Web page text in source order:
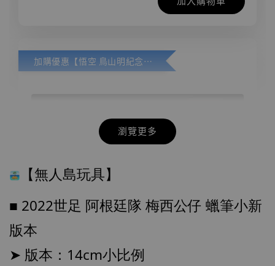
加購優惠【悟空 鳥山明紀念款 [奇蹟工作室]】
瀏覽更多
【無人島玩具】
■ 2022世足 阿根廷隊 梅西公仔 蠟筆小新
版本
➤ 版本：14cm小比例